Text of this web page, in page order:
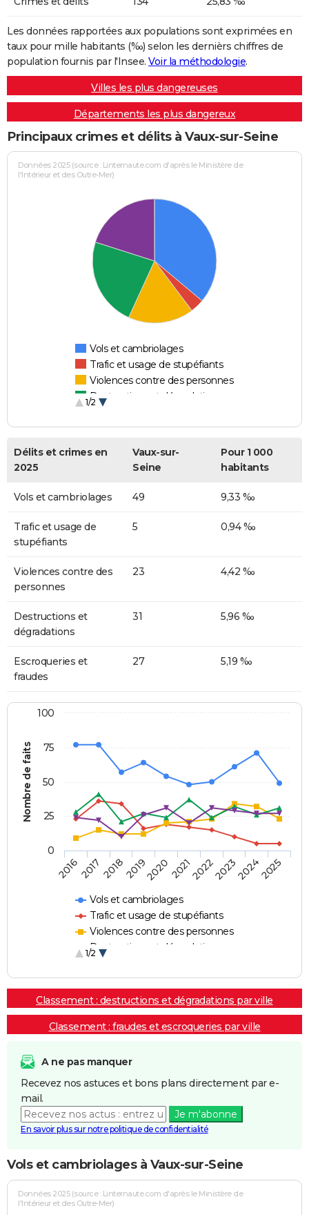
Les données rapportées aux populations sont exprimées en
taux pour mille habitants (‰) selon les dernièrs chiffres de
population fournis par l'Insee. Voir la méthodologie.
Villes les plus dangereuses
Départements les plus dangereux
Principaux crimes et délits à Vaux-sur-Seine
Données 2025 (source : Linternaute.com d'après le Ministère de
l'Intérieur et des Outre-Mer)
Vols et cambriolages
Trafic et usage de stupéfiants
Violences contre des personnes
Destructions et dégradations
1/2
Délits et crimes en
2025
Vaux-sur-
Seine
Pour 1 000
habitants
Vols et cambriolages 49 9,33 ‰
Trafic et usage de
stupéfiants
5 0,94 ‰
Violences contre des
personnes
23 4,42 ‰
Destructions et
dégradations
31 5,96 ‰
Escroqueries et
fraudes
27 5,19 ‰
Nombre de faits
Vols et cambriolages
Trafic et usage de stupéfiants
Violences contre des personnes
Destructions et dégradations
1/2
2016201720182019202020212022202320242025
0
25
50
75
100
Classement : destructions et dégradations par ville
Classement : fraudes et escroqueries par ville
A ne pas manquer
Recevez nos astuces et bons plans directement par e-
mail.
Je m'abonne
En savoir plus sur notre politique de confidentialité
Vols et cambriolages à Vaux-sur-Seine
Données 2025 (source : Linternaute.com d'après le Ministère de
l'Intérieur et des Outre-Mer)